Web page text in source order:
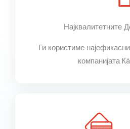
Најквалитетните
Ги користиме
компанијата